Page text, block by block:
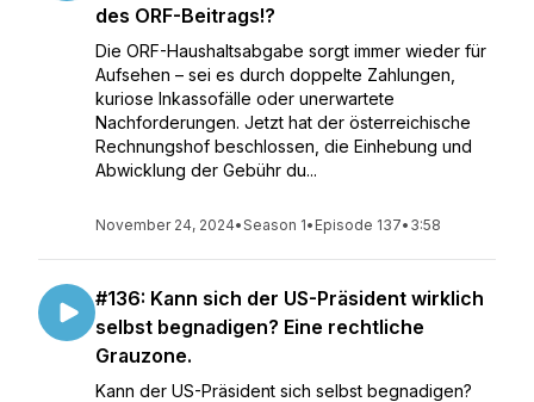
des ORF-Beitrags!?
Die ORF-Haushaltsabgabe sorgt immer wieder für
Aufsehen – sei es durch doppelte Zahlungen,
kuriose Inkassofälle oder unerwartete
Nachforderungen. Jetzt hat der österreichische
Rechnungshof beschlossen, die Einhebung und
Abwicklung der Gebühr du...
November 24, 2024•Season 1• Episode 137• 3:58
#136: Kann sich der US-Präsident wirklich
selbst begnadigen? Eine rechtliche
Grauzone.
Kann der US-Präsident sich selbst begnadigen?